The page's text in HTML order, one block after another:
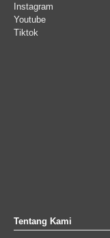
Instagram
Youtube
Tiktok
Tentang Kami